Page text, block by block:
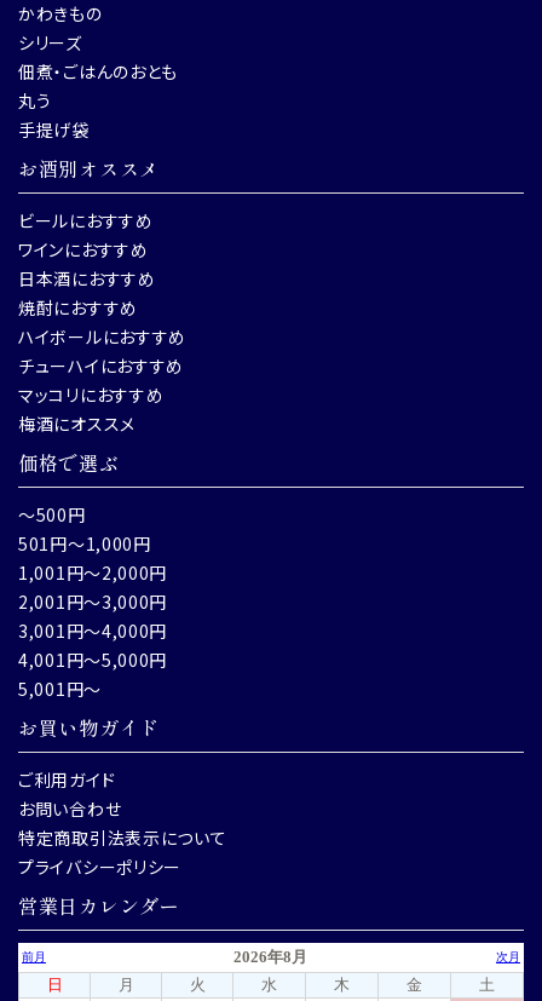
かわきもの
シリーズ
佃煮・ごはんのおとも
丸う
手提げ袋
お酒別オススメ
ビールにおすすめ
ワインにおすすめ
日本酒におすすめ
焼酎におすすめ
ハイボールにおすすめ
チューハイにおすすめ
マッコリにおすすめ
梅酒にオススメ
価格で選ぶ
～500円
501円～1,000円
1,001円～2,000円
2,001円～3,000円
3,001円～4,000円
4,001円～5,000円
5,001円～
お買い物ガイド
ご利用ガイド
お問い合わせ
特定商取引法表示について
プライバシーポリシー
営業日カレンダー